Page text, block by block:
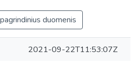
duomenis
2021-09-22T11:53:07Z